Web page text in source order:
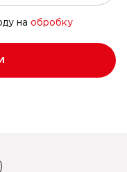
на обробку